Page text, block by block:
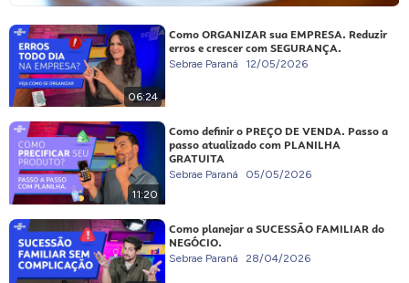
06:24
Como ORGANIZAR sua EMPRESA. Reduzir
erros e crescer com SEGURANÇA.
Sebrae Paraná 12/05/2026
11:20
Como definir o PREÇO DE VENDA. Passo a
passo atualizado com PLANILHA
GRATUITA
Sebrae Paraná 05/05/2026
Como planejar a SUCESSÃO FAMILIAR do
NEGÓCIO.
Sebrae Paraná 28/04/2026